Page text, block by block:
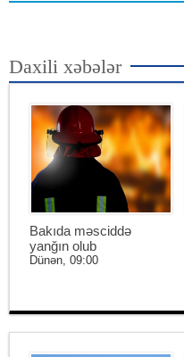
Daxili xəbələr
Bakıda məsciddə
yanğın olub
Dünən, 09:00